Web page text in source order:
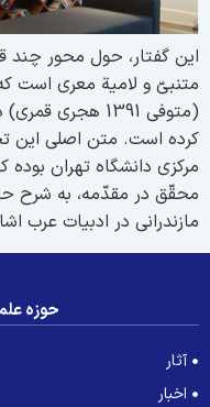
گفتار، حول محور چند
و لامیة معری است
(متوفی 1391 هجری
است. متن اصلی این
دانشگاه تهران بوده
در مقدّمه، به شرح حال
در ادبیات عرب
حوزه
آثار
اخبار